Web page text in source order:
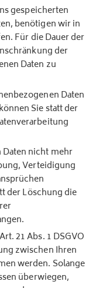
gespeicherten
benötigen wir in
Für die Dauer der
der
Daten zu
Daten
Sie statt der
nicht mehr
Verteidigung
der Löschung die
21 Abs. 1 DSGVO
zwischen Ihren
werden. Solange
überwiegen,